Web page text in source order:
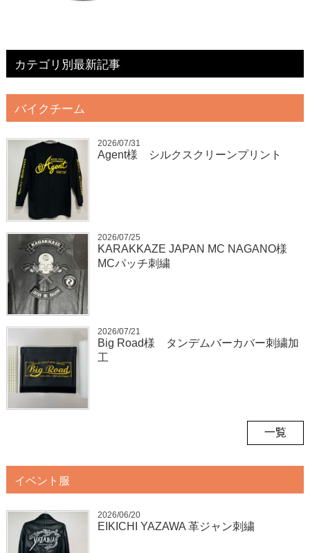
カテゴリ別最新記事
バイクチーム
2026/07/31
Agent様 シルクスクリーンプリント
2026/07/25
KARAKKAZE JAPAN MC NAGANO様
MCパッチ刺繍
2026/07/21
Big Road様 タンデムバーカバー刺繍加
工
一覧
イベント服
2026/06/20
EIKICHI YAZAWA 革ジャン刺繍